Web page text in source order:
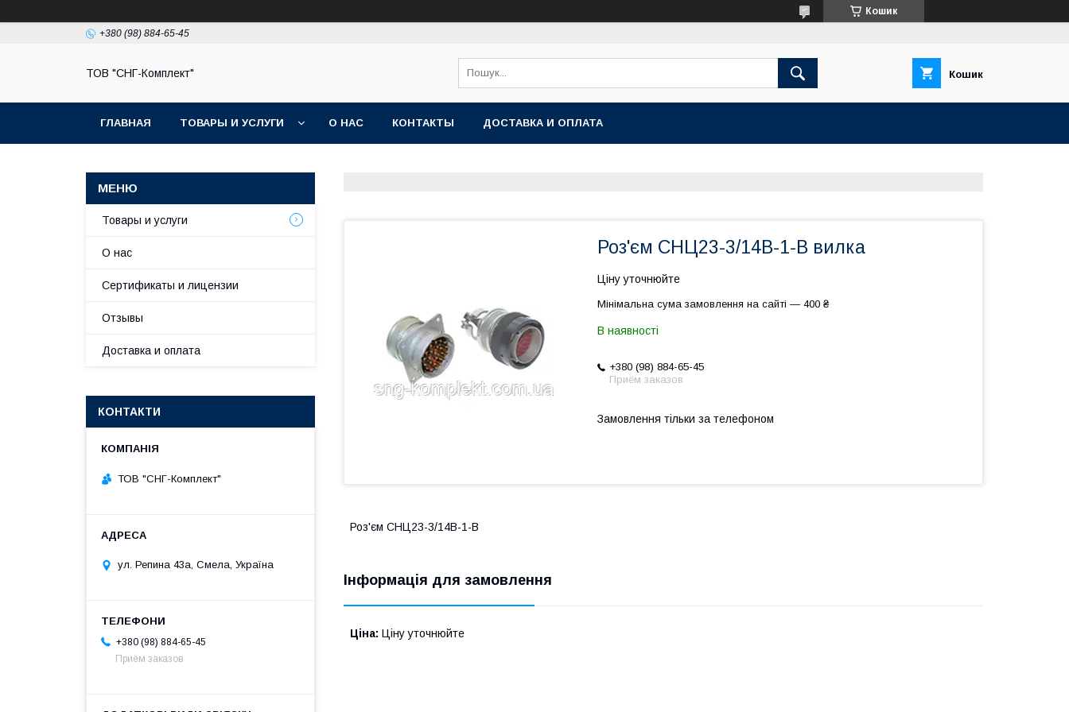
Кошик
+380 (98) 884-65-45
ТОВ "СНГ-Комплект" Кошик
ГЛАВНАЯ ТОВАРЫ И УСЛУГИ О НАС КОНТАКТЫ ДОСТАВКА И ОПЛАТА
Роз'єм СНЦ23-3/14В-1-В вилка
Ціну уточнюйте
Мінімальна сума замовлення на сайті — 400 ₴
В наявності
+380 (98) 884-65-45
Приём заказов
Замовлення тільки за телефоном
Роз'єм СНЦ23-3/14В-1-В
Інформація для замовлення
Ціна: Ціну уточнюйте
Товары и услуги
О нас
Сертификаты и лицензии
Отзывы
Доставка и оплата
КОНТАКТИ
ТОВ "СНГ-Комплект"
ул. Репина 43а, Смела, Україна
+380 (98) 884-65-45
Приём заказов